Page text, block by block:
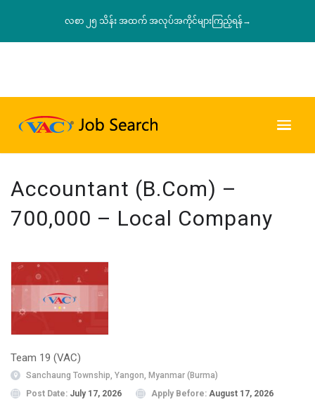
လစာ ၂၅ သိန်း အထက် အလုပ်အကိုင်များကြည့်ရန်→
Accountant (B.Com) –
700,000 – Local Company
Team 19 (VAC)
Sanchaung Township, Yangon, Myanmar (Burma)
Post Date: July 17, 2026 Apply Before: August 17, 2026